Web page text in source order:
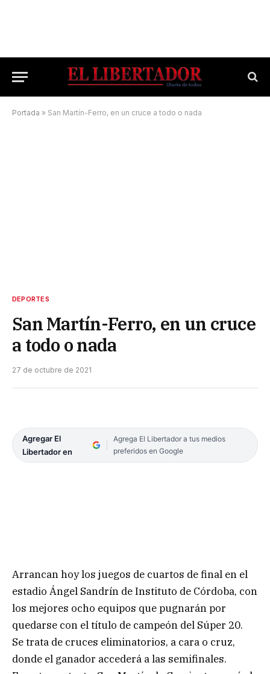
Portada » San Martín-Ferro, en un cruce a todo o nada
DEPORTES
San Martín-Ferro, en un cruce
a todo o nada
27 de octubre de 2021
Agregar El
Libertador en
Agrega El Libertador a tus medios
preferidos en Google
Arrancan hoy los juegos de cuartos de final en el
estadio Ángel Sandrín de Instituto de Córdoba, con
los mejores ocho equipos que pugnarán por
quedarse con el título de campeón del Súper 20.
Se trata de cruces eliminatorios, a cara o cruz,
donde el ganador accederá a las semifinales.